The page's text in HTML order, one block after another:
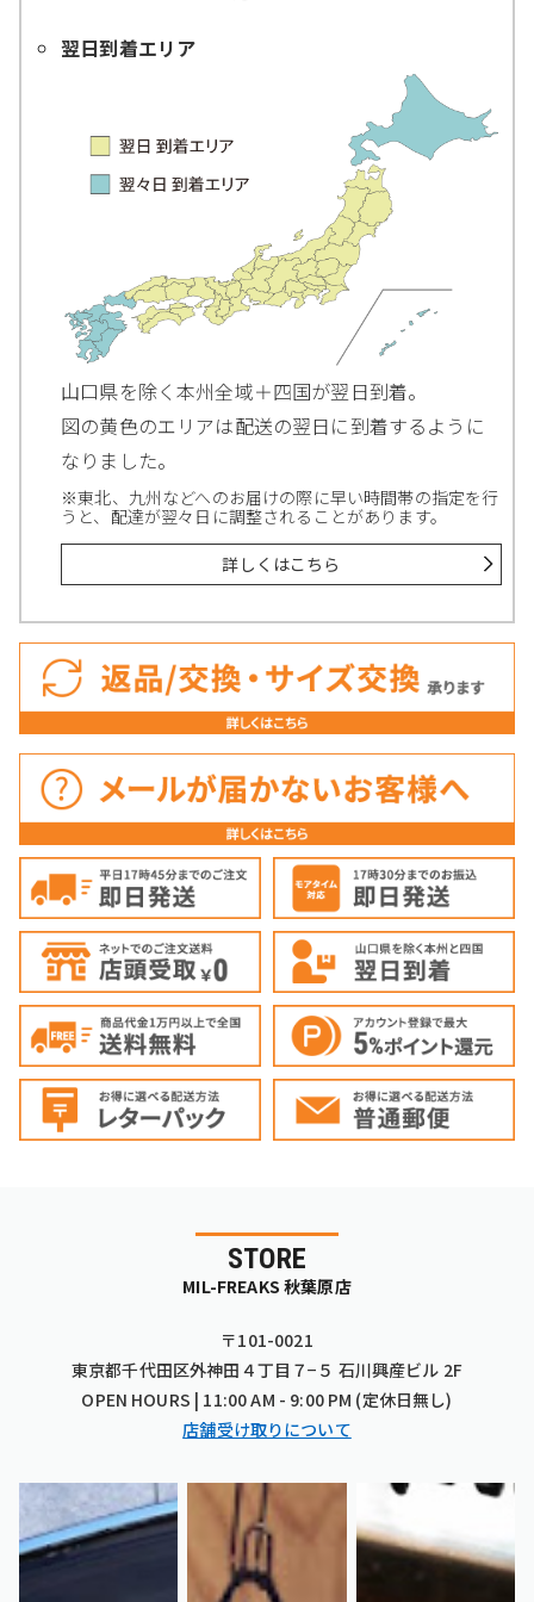
翌日到着エリア
山口県を除く本州全域＋四国が翌日到着。
図の黄色のエリアは配送の翌日に到着するように
なりました。
※東北、九州などへのお届けの際に早い時間帯の指定を行
うと、配達が翌々日に調整されることがあります。
詳しくはこちら
STORE
MIL-FREAKS 秋葉原店
〒101-0021
東京都千代田区外神田４丁目７−５ 石川興産ビル 2F
OPEN HOURS | 11:00 AM - 9:00 PM (定休日無し)
店舗受け取りについて